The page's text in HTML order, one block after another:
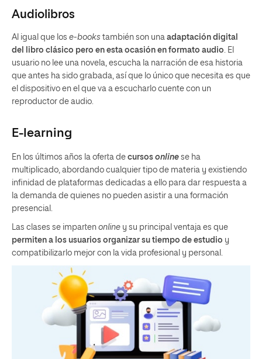
Audiolibros
Al igual que los e-books también son una adaptación digital
del libro clásico pero en esta ocasión en formato audio . El
usuario no lee una novela, escucha la narración de esa historia
que antes ha sido grabada, así que lo único que necesita es que
el dispositivo en el que va a escucharlo cuente con un
reproductor de audio.
E-learning
En los últimos años la oferta de cursos online se ha
multiplicado, abordando cualquier tipo de materia y existiendo
infinidad de plataformas dedicadas a ello para dar respuesta a
la demanda de quienes no pueden asistir a una formación
presencial.
Las clases se imparten online y su principal ventaja es que
permiten a los usuarios organizar su tiempo de estudio y
compatibilizarlo mejor con la vida profesional y personal.